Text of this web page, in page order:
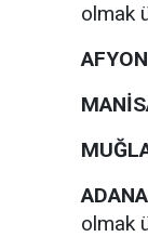
olmak
ADANA
olmak